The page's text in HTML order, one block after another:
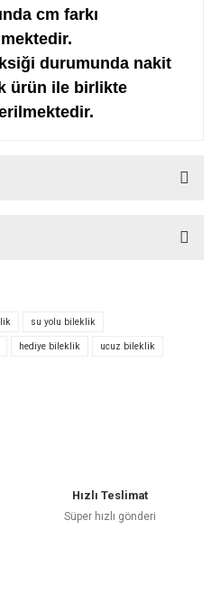
cm farkı
durumunda nakit
ürün ile birlikte
siz yapın!
su yolu bileklik
hediye bileklik ucuz bileklik
Hızlı Teslimat
Süper hızlı gönderi